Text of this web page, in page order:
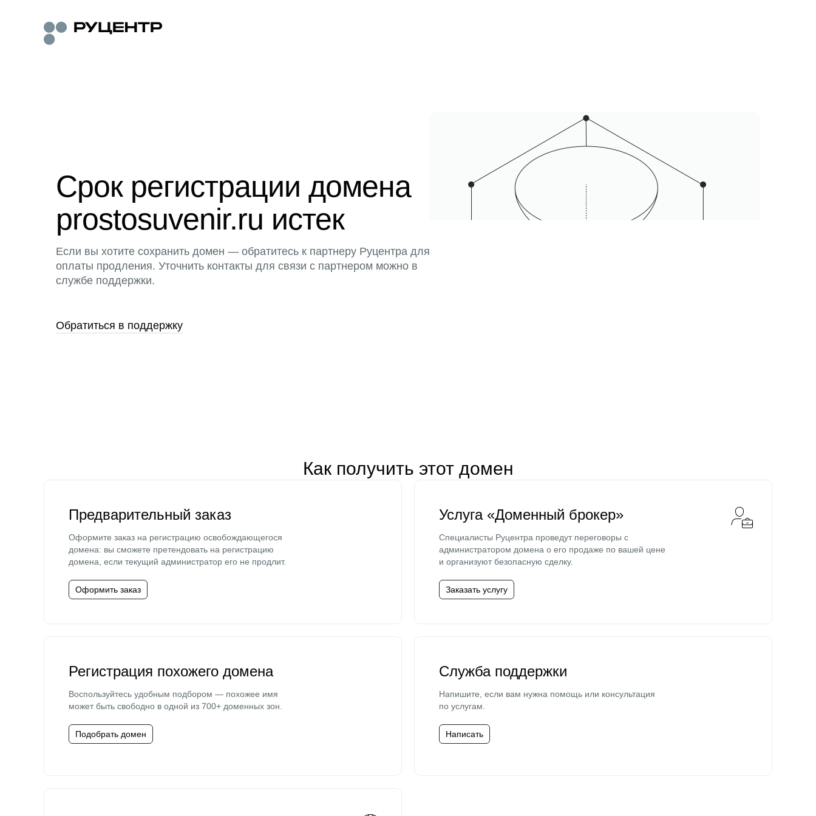
Срок регистрации домена
prostosuvenir.ru истек
Если вы хотите сохранить домен — обратитесь к партнеру Руцентра для
оплаты продления. Уточнить контакты для связи с партнером можно в
службе поддержки.
Обратиться в поддержку
Как получить этот домен
Предварительный заказ
Оформите заказ на регистрацию освобождающегося
домена: вы сможете претендовать на регистрацию
домена, если текущий администратор его не продлит.
Оформить заказ
Услуга «Доменный брокер»
Специалисты Руцентра проведут переговоры с
администратором домена о его продаже по вашей цене
и организуют безопасную сделку.
Заказать услугу
Регистрация похожего домена
Воспользуйтесь удобным подбором — похожее имя
может быть свободно в одной из 700+ доменных зон.
Подобрать домен
Служба поддержки
Напишите, если вам нужна помощь или консультация
по услугам.
Написать